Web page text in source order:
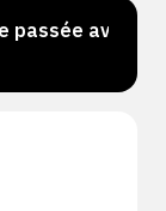
avant 15